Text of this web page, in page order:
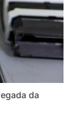
da